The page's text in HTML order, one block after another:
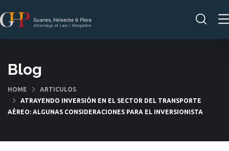
Blog
HOME
ARTICULOS
ATRAYENDO INVERSIÓN EN EL SECTOR DEL TRANSPORTE
AÉREO: ALGUNAS CONSIDERACIONES PARA EL INVERSIONISTA